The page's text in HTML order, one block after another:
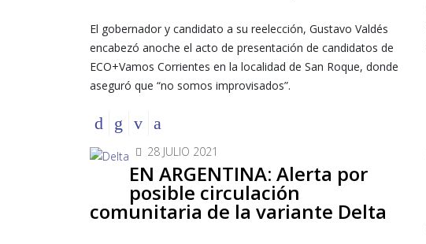
El gobernador y candidato a su reelección, Gustavo Valdés
encabezó anoche el acto de presentación de candidatos de
ECO+Vamos Corrientes en la localidad de San Roque, donde
aseguró que “no somos improvisados”.
28 JULIO 2021
EN ARGENTINA: Alerta por
posible circulación
comunitaria de la variante Delta